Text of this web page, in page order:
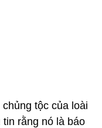
tộc của loài
rằng nó là báo